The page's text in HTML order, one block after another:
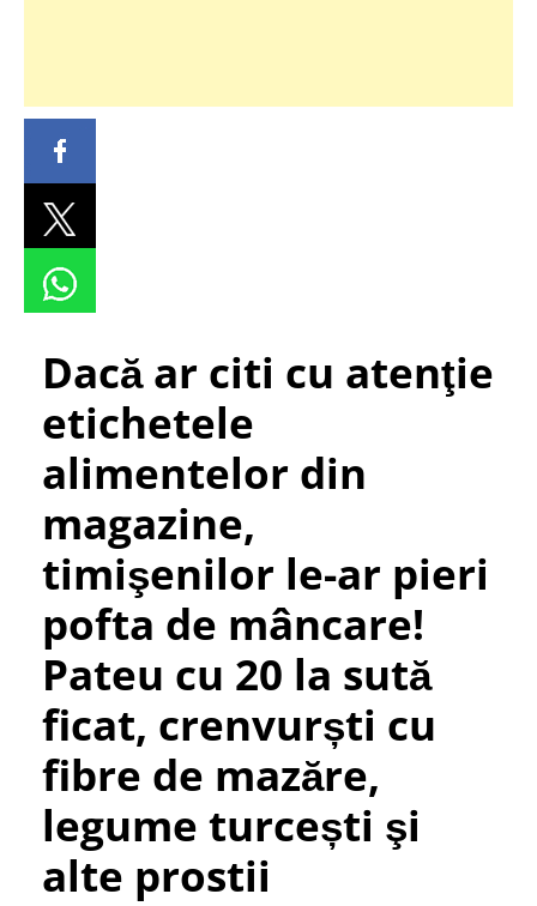
Dacă ar citi cu atenţie
etichetele
alimentelor din
magazine,
timişenilor le-ar pieri
pofta de mâncare!
Pateu cu 20 la sută
ficat, crenvurști cu
fibre de mazăre,
legume turcești şi
alte prostii